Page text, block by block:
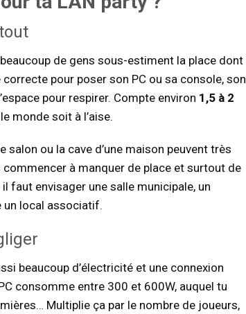
de gens sous-estiment la place dont
pour poser son PC ou sa console, son
pour respirer. Compte environ 1,5 à 2
monde soit à l’aise.
ou la cave d’une maison peuvent très
à manquer de place et surtout de
faut envisager une salle municipale, un
un local associatif.
beaucoup d’électricité et une connexion
consomme entre 300 et 600W, auquel tu
Multiplie ça par le nombre de joueurs,